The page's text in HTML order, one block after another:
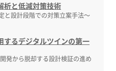
析と低減対策技術
と設計段階での対策立案手法～
するデジタルツインの第一
発から脱却する設計検証の進め